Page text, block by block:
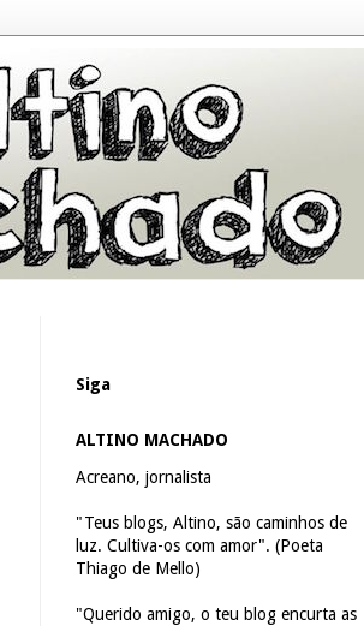
Siga
ALTINO MACHADO
Acreano, jornalista
"Teus blogs, Altino, são caminhos de
luz. Cultiva-os com amor". (Poeta
Thiago de Mello)
"Querido amigo, o teu blog encurta as